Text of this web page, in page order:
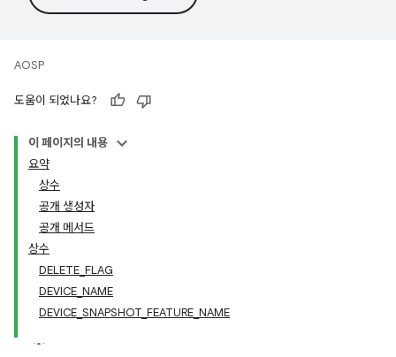
AOSP
도움이 되었나요?
이 페이지의 내용
요약
상수
공개 생성자
공개 메서드
상수
DELETE_FLAG
DEVICE_NAME
DEVICE_SNAPSHOT_FEATURE_NAME